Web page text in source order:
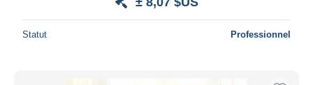
Statut Professionnel